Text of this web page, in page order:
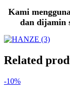
Kami
dan dijamin
Related
-10%